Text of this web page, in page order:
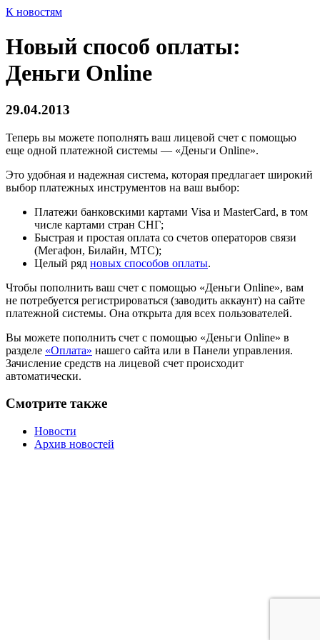
К новостям
Новый способ оплаты:
Деньги Online
29.04.2013
Теперь вы можете пополнять ваш лицевой счет с помощью
еще одной платежной системы — «Деньги Online».
Это удобная и надежная система, которая предлагает широкий
выбор платежных инструментов на ваш выбор:
Платежи банковскими картами Visa и MasterCard, в том
числе картами стран СНГ;
Быстрая и простая оплата со счетов операторов связи
(Мегафон, Билайн, МТС);
Целый ряд новых способов оплаты.
Чтобы пополнить ваш счет с помощью «Деньги Online», вам
не потребуется регистрироваться (заводить аккаунт) на сайте
платежной системы. Она открыта для всех пользователей.
Вы можете пополнить счет с помощью «Деньги Online» в
разделе «Оплата» нашего сайта или в Панели управления.
Зачисление средств на лицевой счет происходит
автоматически.
Смотрите также
Новости
Архив новостей